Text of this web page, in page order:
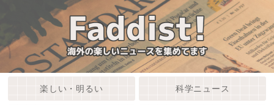
楽しい・明るい 科学ニュース